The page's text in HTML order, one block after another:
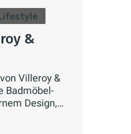
&
Villeroy &
Badmöbel-
Design,